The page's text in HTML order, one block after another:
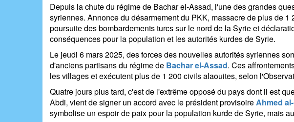
Depuis la chute du régime de Bachar el-Assad, l'une des grandes
syriennes. Annonce du désarmement du PKK, massacre de plus de
poursuite des bombardements turcs sur le nord de la Syrie et
conséquences pour la population et les autorités kurdes de Syrie.
Le jeudi 6 mars 2025, des forces des nouvelles autorités syriennes
d'anciens partisans du régime de Bachar el-Assad. Ces
les villages et exécutent plus de 1 200 civils alaouites, selon
Quatre jours plus tard, c'est de l'extrême opposé du pays dont il est
Abdi, vient de signer un accord avec le président provisoireAhmed
symbolise un espoir de paix pour la population kurde de Syrie, mais